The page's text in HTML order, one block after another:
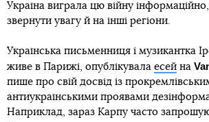
Україна виграла цю війну
звернути увагу й на інші регіони.
Українська письменниця і музикантка
живе в Парижі, опублікувала есей на
пише про свій досвід із
антиукраїнськими проявами
Наприклад, зараз Карпу часто